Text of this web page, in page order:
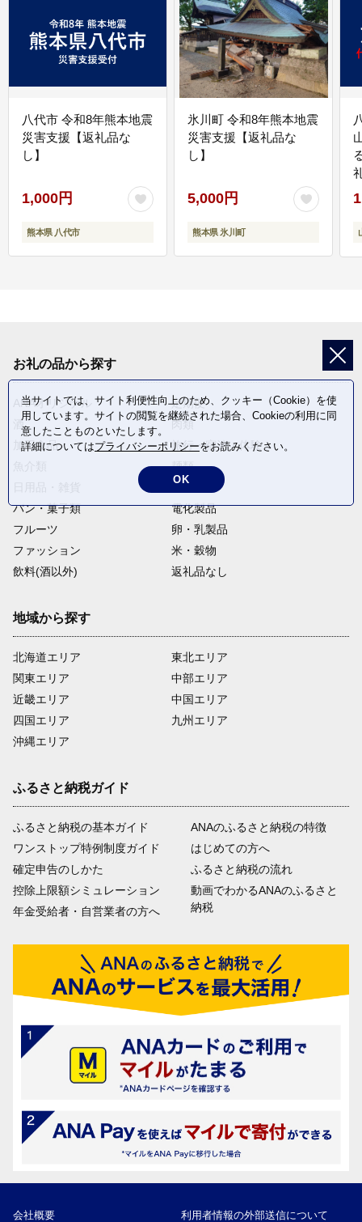
八代市 令和8年熊本地震
災害支援【返礼品な
し】
1,000円
熊本県 八代市
氷川町 令和8年熊本地震
災害支援【返礼品な
し】
5,000円
熊本県 氷川町
お礼の品から探す
ANAオリジナル
定期便
酒
肉類
加工食品
旅行・宿泊・体験
麺類
野菜
パン・菓子類
電化製品
フルーツ
卵・乳製品
ファッション
米・穀物
飲料(酒以外)
返礼品なし
地域から探す
北海道エリア
関東エリア
近畿エリア
四国エリア
沖縄エリア
東北エリア
中部エリア
中国エリア
九州エリア
ふるさと納税ガイド
ふるさと納税の基本ガイド
ワンストップ特例制度ガイド
確定申告のしかた
控除上限額シミュレーション
年金受給者・自営業者の方へ
ANAのふるさと納税の特徴
はじめての方へ
ふるさと納税の流れ
動画でわかるANAのふるさと
納税
会社概要 利用者情報の外部送信について
当サイトでは、サイト利便性向上のため、クッキー（Cookie）を使
用しています。サイトの閲覧を継続された場合、Cookieの利用に同
意したことものといたします。
詳細についてはプライバシーポリシーをお読みください。
OK